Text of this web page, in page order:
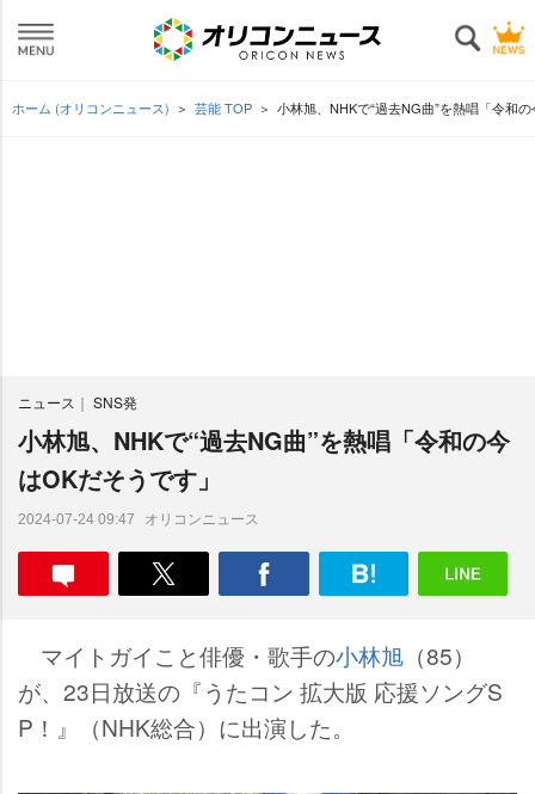
ホーム (オリコンニュース) 芸能 TOP 小林旭、NHKで“過去NG曲”を熱唱「令和
ニュース SNS発
小林旭、NHKで“過去NG曲”を熱唱「令和の今
はOKだそうです」
2024-07-24 09:47 オリコンニュース
マイトガイこと俳優・歌手の小林旭 （85）
が、23日放送の『うたコン 拡大版 応援ソングS
P！』（NHK総合）に出演した。